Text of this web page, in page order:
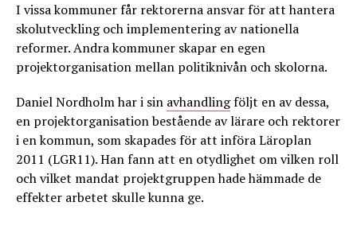
I vissa kommuner får rektorerna ansvar för att hantera
skolutveckling och implementering av nationella
reformer. Andra kommuner skapar en egen
projektorganisation mellan politiknivån och skolorna.
Daniel Nordholm har i sin avhandlingföljt en av dessa,
en projektorganisation bestående av lärare och rektorer
i en kommun, som skapades för att införa Läroplan
2011 (LGR11). Han fann att en otydlighet om vilken roll
och vilket mandat projektgruppen hade hämmade de
effekter arbetet skulle kunna ge.